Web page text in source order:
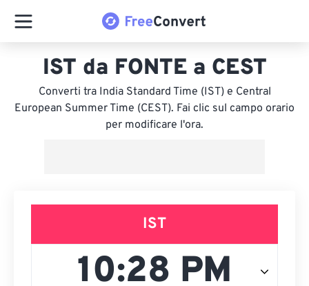
IST da FONTE a CEST
Converti tra India Standard Time (IST) e Central
European Summer Time (CEST). Fai clic sul campo orario
per modificare l'ora.
IST